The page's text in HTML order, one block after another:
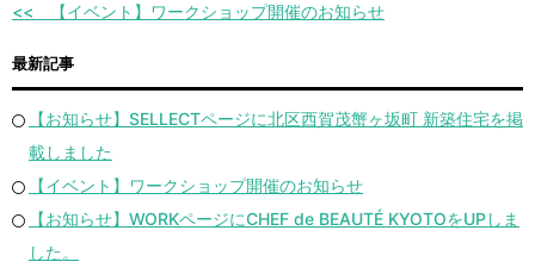
【イベント】ワークショップ開催のお知らせ
最新記事
【お知らせ】SELLECTページに北区西賀茂蟹ヶ坂町 新築住宅を掲
載しました
【イベント】ワークショップ開催のお知らせ
【お知らせ】WORKページにCHEF de BEAUTÉ KYOTOをUPしま
した。